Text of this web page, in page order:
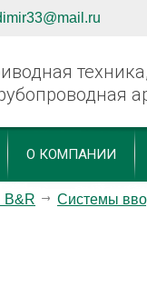
О КОМПАНИИ
B&R Системы